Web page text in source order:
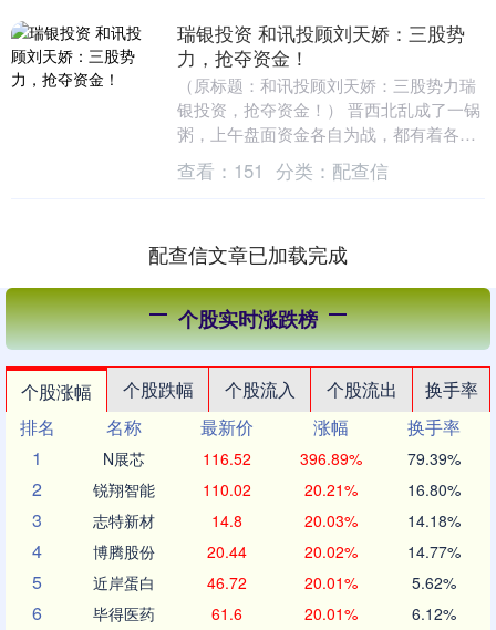
瑞银投资 和讯投顾刘天娇：三股势
力，抢夺资金！
（原标题：和讯投顾刘天娇：三股势力瑞
银投资，抢夺资金！） 晋西北乱成了一锅
粥，上午盘面资金各自为战，都有着各自
的信念。 和讯投顾刘天娇表示，目前资金
主要是三股势....
查看： 151 分类： 配查信
配查信文章已加载完成
个股实时涨跌榜
个股涨幅 个股跌幅 个股流入 个股流出
换手率
排名
名称 最新价 涨幅
换手率
1
N展芯 116.52 396.89% 79.39%
2 锐翔智能 110.02 20.21% 16.80%
3 志特新材 14.8 20.03% 14.18%
4 博腾股份 20.44 20.02% 14.77%
5 近岸蛋白 46.72 20.01% 5.62%
6 毕得医药 61.6 20.01% 6.12%